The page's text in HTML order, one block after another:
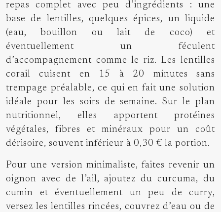
repas complet avec peu d’ingrédients : une
base de lentilles, quelques épices, un liquide
(eau, bouillon ou lait de coco) et
éventuellement un féculent
d’accompagnement comme le riz. Les lentilles
corail cuisent en 15 à 20 minutes sans
trempage préalable, ce qui en fait une solution
idéale pour les soirs de semaine. Sur le plan
nutritionnel, elles apportent protéines
végétales, fibres et minéraux pour un coût
dérisoire, souvent inférieur à 0,30 € la portion.
Pour une version minimaliste, faites revenir un
oignon avec de l’ail, ajoutez du curcuma, du
cumin et éventuellement un peu de curry,
versez les lentilles rincées, couvrez d’eau ou de